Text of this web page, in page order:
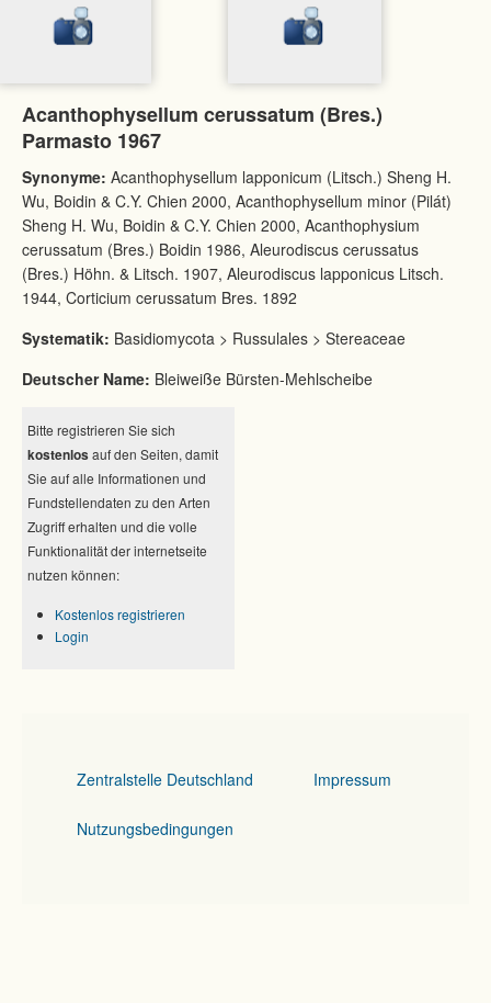
Acanthophysellum cerussatum (Bres.)
Parmasto 1967
Synonyme: Acanthophysellum lapponicum (Litsch.) Sheng H.
Wu, Boidin & C.Y. Chien 2000, Acanthophysellum minor (Pilát)
Sheng H. Wu, Boidin & C.Y. Chien 2000, Acanthophysium
cerussatum (Bres.) Boidin 1986, Aleurodiscus cerussatus
(Bres.) Höhn. & Litsch. 1907, Aleurodiscus lapponicus Litsch.
1944, Corticium cerussatum Bres. 1892
Systematik: Basidiomycota > Russulales > Stereaceae
Deutscher Name: Bleiweiße Bürsten-Mehlscheibe
Bitte registrieren Sie sich
kostenlos auf den Seiten, damit
Sie auf alle Informationen und
Fundstellendaten zu den Arten
Zugriff erhalten und die volle
Funktionalität der internetseite
nutzen können:
Kostenlos registrieren
Login
Zentralstelle Deutschland Impressum
Nutzungsbedingungen